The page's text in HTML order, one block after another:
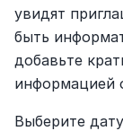
увидят
быть
добавьте
информацией
Выберите